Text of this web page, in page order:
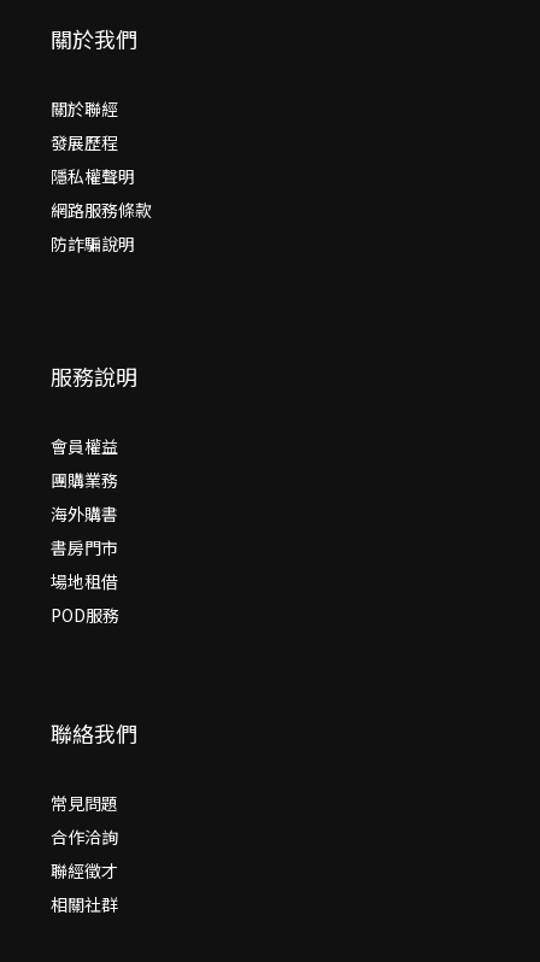
關於我們
關於聯經
發展歷程
隱私權聲明
網路服務條款
防詐騙說明
服務說明
會員權益
團購業務
海外購書
書房門市
場地租借
POD服務
聯絡我們
常見問題
合作洽詢
聯經徵才
相關社群